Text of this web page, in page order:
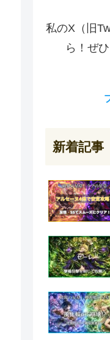
私のX（旧
ら！ぜ
新着記事